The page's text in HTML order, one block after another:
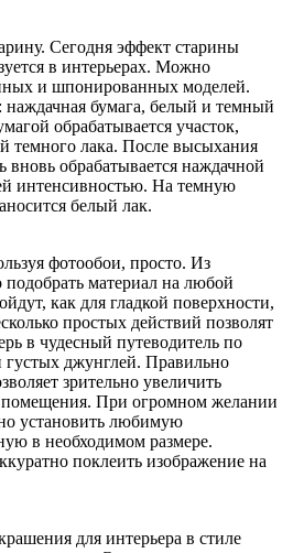
Сегодня эффект старины
в интерьерах. Можно
и шпонированных моделей.
бумага, белый и темный
обрабатывается участок,
темного лака. После высыхания
вновь обрабатывается наждачной
интенсивностью. На темную
белый лак.
фотообои, просто. Из
материал на любой
как для гладкой поверхности,
простых действий позволят
в чудесный путеводитель по
густых джунглей. Правильно
зрительно увеличить
помещения. При огромном желании
установить любимую
в необходимом размере.
поклеить изображение на
для интерьера в стиле